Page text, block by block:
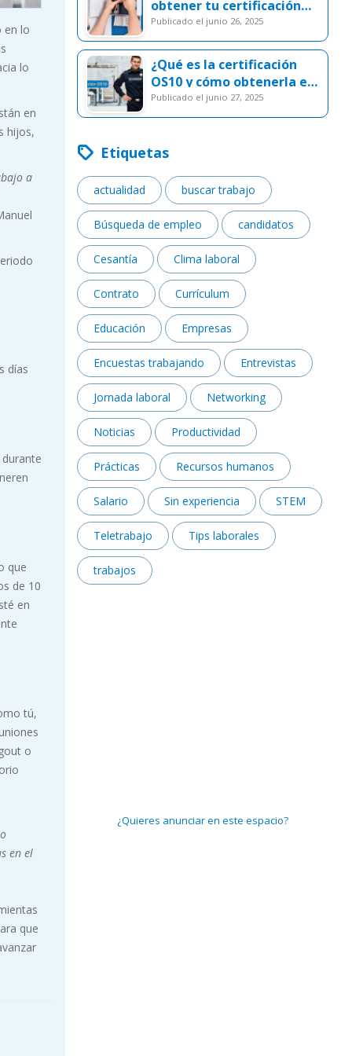
en lo
lo
en
hijos,
a
días
que
de 10
en
tú,
o
en el
que
obtener tu certificación
SEC
publicado el junio 26, 2025
¿Qué es la certificación
OS10 y cómo obtenerla en
Chile?
publicado el junio 27, 2025
Etiquetas
actualidad buscar trabajo
Búsqueda de empleo candidatos
Cesantía Clima laboral
Contrato Currículum
Educación Empresas
Encuestas trabajando Entrevistas
Jornada laboral Networking
Noticias Productividad
Prácticas Recursos humanos
Salario Sin experiencia STEM
Teletrabajo Tips laborales
trabajos
¿Quieres anunciar en este espacio?